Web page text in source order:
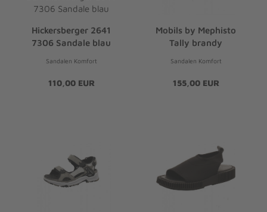
Hickersberger 2641
7306 Sandale blau
Sandalen Komfort
110,00 EUR
Mobils by Mephisto
Tally brandy
Sandalen Komfort
155,00 EUR